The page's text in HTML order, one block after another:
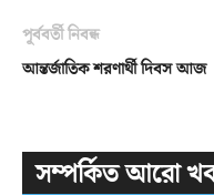
পূর্ববর্তী নিবন্ধ
আন্তর্জাতিক শরণার্থী দিবস আজ
সম্পর্কিত আরো